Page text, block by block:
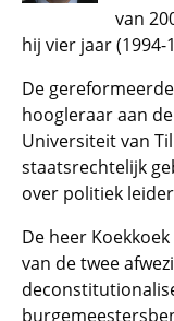
van
hij vier jaar (1994-
De
hoogleraar aan
Universiteit van
staatsrechtelijk
over politiek
De heer
van de twee